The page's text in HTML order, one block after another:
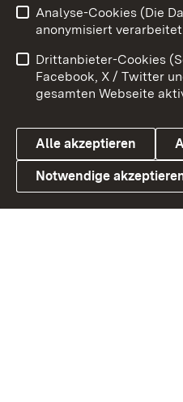
Link zum Landesportal
Benutzungshinweise
Datenschutz
Analyse-Cookies (Die
anonymisiert
Drittanbieter-Cookies
Facebook, X / Twitter
gesamten Webseite
Alle akzeptieren
Notwendige